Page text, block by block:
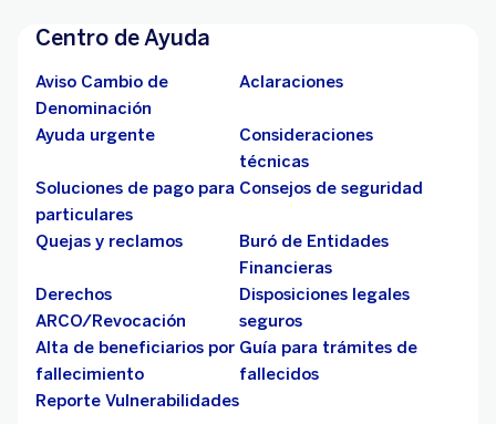
Centro de Ayuda
Aviso Cambio de
Denominación
Aclaraciones
Ayuda urgente
Consideraciones
técnicas
Soluciones de pago para
particulares
Consejos de seguridad
Quejas y reclamos
Buró de Entidades
Financieras
Derechos
ARCO/Revocación
Disposiciones legales
seguros
Alta de beneficiarios por
fallecimiento
Guía para trámites de
fallecidos
Reporte Vulnerabilidades